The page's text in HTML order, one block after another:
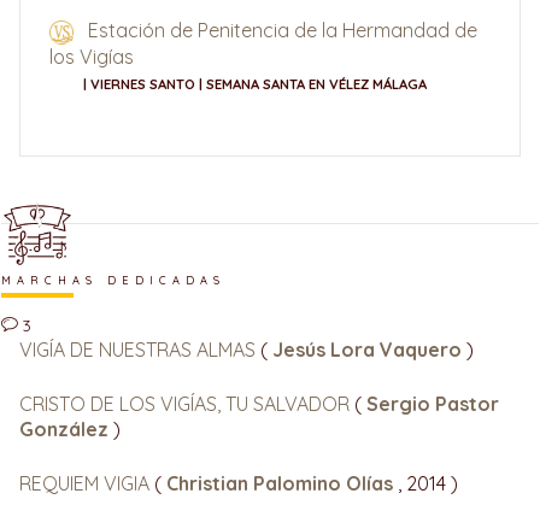
Estación de Penitencia de la Hermandad de
los Vigías
| VIERNES SANTO | SEMANA SANTA EN VÉLEZ MÁLAGA
MARCHAS DEDICADAS
3
VIGÍA DE NUESTRAS ALMAS ( Jesús Lora Vaquero )
CRISTO DE LOS VIGÍAS, TU SALVADOR ( Sergio Pastor
González )
REQUIEM VIGIA ( Christian Palomino Olías , 2014 )